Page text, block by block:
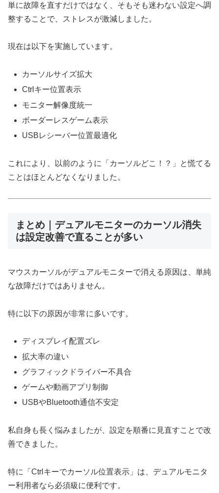
単に故障を直すだけではなく、そもそも迷わない設定へ調
整することで、ストレスが激減しました。
現在は以下を実施しています。
カーソルサイズ拡大
Ctrlキー位置表示
モニター解像度統一
ボーダーレスゲーム表示
USBレシーバー位置最適化
これにより、以前のように「カーソルどこ！？」と慌てる
ことはほとんどなくなりました。
まとめ｜デュアルモニターのカーソル消失
は設定改善で直ることが多い
マウスカーソルがデュアルモニターで消える原因は、単純
な故障だけではありません。
特に以下の原因が非常に多いです。
ディスプレイ配置ズレ
拡大率の違い
グラフィックドライバー不具合
ゲームや動画アプリ制御
USBやBluetooth通信不安定
私自身も長く悩みましたが、設定を順番に見直すことで改
善できました。
特に「Ctrlキーでカーソル位置表示」は、デュアルモニタ
ー利用者なら必須級に便利です。